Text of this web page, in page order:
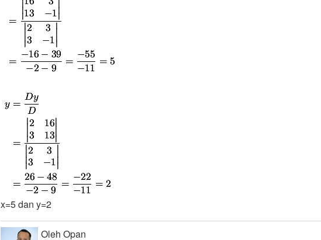
x=5 dan y=2
Oleh Opan